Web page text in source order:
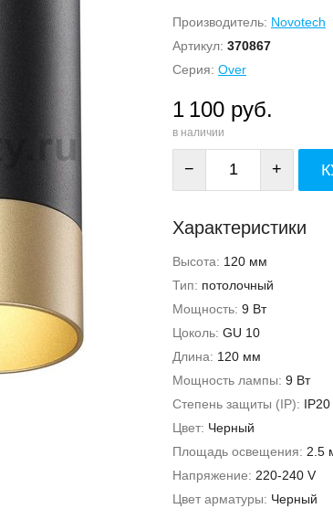
Производитель: Novotech
Артикул: 370867
Серия: Over
1 100 руб.
в наличии
− +
Характеристики
Высота: 120 мм
Тип: потолочный
Мощность: 9 Вт
Цоколь: GU 10
Длина: 120 мм
Мощность лампы: 9 Вт
Степень защиты (IP): IP20
Цвет: Черный
Площадь освещения: 2.5
Напряжение: 220-240 V
Цвет арматуры: Черный